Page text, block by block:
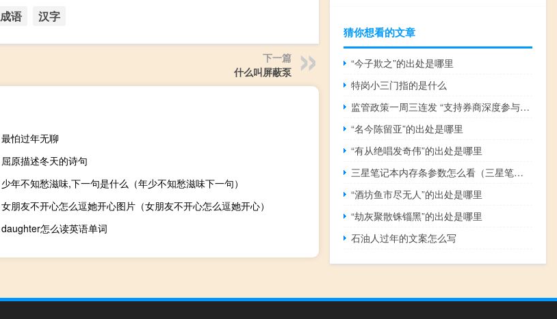
成语 汉字
下一篇
什么叫屏蔽泵
最怕过年无聊
屈原描述冬天的诗句
少年不知愁滋味,下一句是什么（年少不知愁滋味下一句）
女朋友不开心怎么逗她开心图片（女朋友不开心怎么逗她开心）
daughter怎么读英语单词
猜你想看的文章
“今子欺之”的出处是哪里
特岗小三门指的是什么
监管政策一周三连发 “支持券商深度参与交易”如何理解？
“名今陈留亚”的出处是哪里
“有从绝唱发奇伟”的出处是哪里
三星笔记本内存条参数怎么看（三星笔记本内存）
“酒坊鱼市尽无人”的出处是哪里
“劫灰聚散铢锱黑”的出处是哪里
石油人过年的文案怎么写